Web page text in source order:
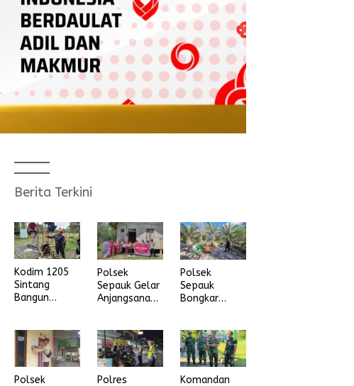
Berita Terkini
Kodim 1205
Sintang
Bangun
Polsek
Sepauk Gelar
Anjangsana
Ke-80
Bhayangkara
Tahun 2026
Polsek
Sepauk
Bongkar
dusun Lepung
Beruang Desa
Sekubang KM
38 Kayu Lapis
Polsek
Polres
Komandan